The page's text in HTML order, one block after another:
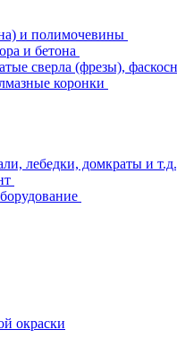
и полимочевины
и бетона
сверла (фрезы),
коронки
лебедки, домкраты и
окраски